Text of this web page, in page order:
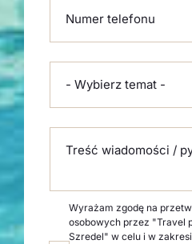
Numer telefonu
- Wybierz temat -
Treść wiadomości /
Wyrażam zgodę na
osobowych przez "Travel
Szredel" w celu i w